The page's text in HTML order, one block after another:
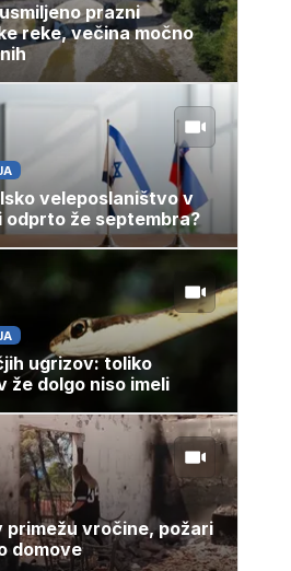
prazni
reke, večina močno
veleposlaništvo v
odprto že septembra?
ugrizov: toliko
že dolgo niso imeli
primežu vročine, požari
domove